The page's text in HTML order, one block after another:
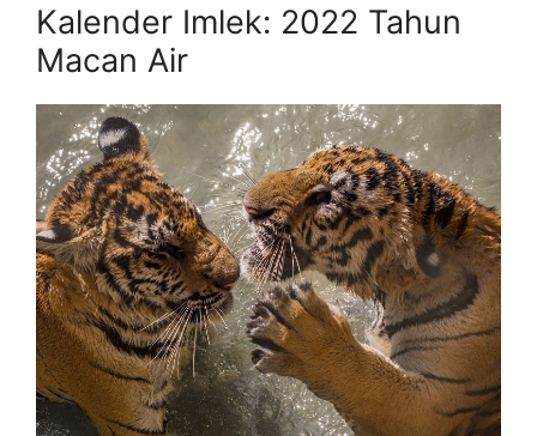
Kalender Imlek: 2022 Tahun
Macan Air